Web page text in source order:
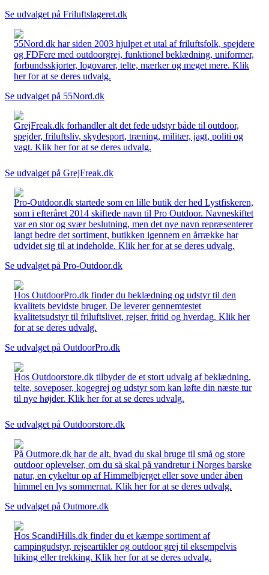
Se udvalget på Friluftslageret.dk
55Nord.dk har siden 2003 hjulpet et utal af friluftsfolk, spejdere
og FDFere med outdoorgrej, funktionel beklædning, uniformer,
forbundsskjorter, logovarer, telte, mærker og meget mere. Klik
her for at se deres udvalg.
Se udvalget på 55Nord.dk
GrejFreak.dk forhandler alt det fede udstyr både til outdoor,
spejder, friluftsliv, skydesport, træning, militær, jagt, politi og
vagt. Klik her for at se deres udvalg.
Se udvalget på GrejFreak.dk
Pro-Outdoor.dk startede som en lille butik der hed Lystfiskeren,
som i efteråret 2014 skiftede navn til Pro Outdoor. Navneskiftet
var en stor og svær beslutning, men det nye navn repræsenterer
langt bedre det sortiment, butikken igennem en årrække har
udvidet sig til at indeholde. Klik her for at se deres udvalg.
Se udvalget på Pro-Outdoor.dk
Hos OutdoorPro.dk finder du beklædning og udstyr til den
kvalitets bevidste bruger. De leverer gennemtestet
kvalitetsudstyr til friluftslivet, rejser, fritid og hverdag. Klik her
for at se deres udvalg.
Se udvalget på OutdoorPro.dk
Hos Outdoorstore.dk tilbyder de et stort udvalg af beklædning,
telte, soveposer, kogegrej og udstyr som kan løfte din næste tur
til nye højder. Klik her for at se deres udvalg.
Se udvalget på Outdoorstore.dk
På Outmore.dk har de alt, hvad du skal bruge til små og store
outdoor oplevelser, om du så skal på vandretur i Norges barske
natur, en cykeltur op af Himmelbjerget eller sove under åben
himmel en lys sommernat. Klik her for at se deres udvalg.
Se udvalget på Outmore.dk
Hos ScandiHills.dk finder du et kæmpe sortiment af
campingudstyr, rejseartikler og outdoor grej til eksempelvis
hiking eller trekking. Klik her for at se deres udvalg.